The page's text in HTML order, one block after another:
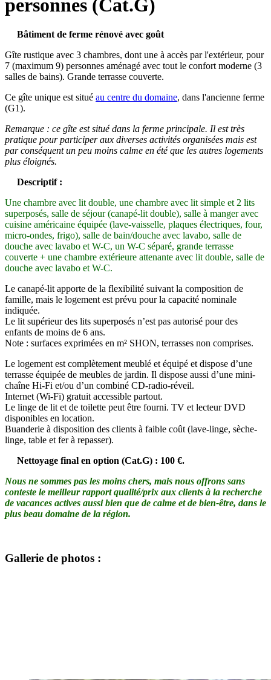
personnes (Cat.G)
Bâtiment de ferme rénové avec goût
Gîte rustique avec 3 chambres, dont une à accès par l'extérieur, pour
7 (maximum 9) personnes aménagé avec tout le confort moderne (3
salles de bains). Grande terrasse couverte.
Ce gîte unique est situé au centre du domaine, dans l'ancienne ferme
(G1).
Remarque : ce gîte est situé dans la ferme principale. Il est très
pratique pour participer aux diverses activités organisées mais est
par conséquent un peu moins calme en été que les autres logements
plus éloignés.
Descriptif :
Une chambre avec lit double, une chambre avec lit simple et 2 lits
superposés, salle de séjour (canapé-lit double), salle à manger avec
cuisine américaine équipée (lave-vaisselle, plaques électriques, four,
micro-ondes, frigo), salle de bain/douche avec lavabo, salle de
douche avec lavabo et W-C, un W-C séparé, grande terrasse
couverte + une chambre extérieure attenante avec lit double, salle de
douche avec lavabo et W-C.
Le canapé-lit apporte de la flexibilité suivant la composition de
famille, mais le logement est prévu pour la capacité nominale
indiquée.
Le lit supérieur des lits superposés n’est pas autorisé pour des
enfants de moins de 6 ans.
Note : surfaces exprimées en m² SHON, terrasses non comprises.
Le logement est complètement meublé et équipé et dispose d’une
terrasse équipée de meubles de jardin. Il dispose aussi d’une mini-
chaîne Hi-Fi et/ou d’un combiné CD-radio-réveil.
Internet (Wi-Fi) gratuit accessible partout.
Le linge de lit et de toilette peut être fourni. TV et lecteur DVD
disponibles en location.
Buanderie à disposition des clients à faible coût (lave-linge, sèche-
linge, table et fer à repasser).
Nettoyage final en option (Cat.G) : 100 €.
Nous ne sommes pas les moins chers, mais nous offrons sans
conteste le meilleur rapport qualité/prix aux clients à la recherche
de vacances actives aussi bien que de calme et de bien-être, dans le
plus beau domaine de la région.
Gallerie de photos :